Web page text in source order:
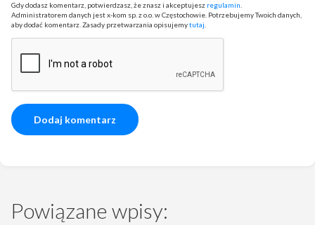
Gdy dodasz komentarz, potwierdzasz, że znasz i akceptujesz regulamin.
Administratorem danych jest x-kom sp. z o.o. w Częstochowie. Potrzebujemy Twoich danych,
aby dodać komentarz. Zasady przetwarzania opisujemytutaj.
Powiązane wpisy: